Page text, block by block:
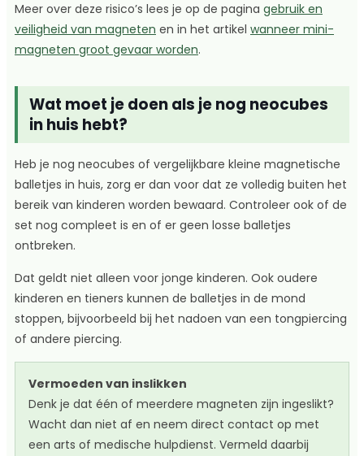
Meer over deze risico’s lees je op de pagina gebruik en
veiligheid van magneten en in het artikel wanneer mini-
magneten groot gevaar worden.
Wat moet je doen als je nog neocubes
in huis hebt?
Heb je nog neocubes of vergelijkbare kleine magnetische
balletjes in huis, zorg er dan voor dat ze volledig buiten het
bereik van kinderen worden bewaard. Controleer ook of de
set nog compleet is en of er geen losse balletjes
ontbreken.
Dat geldt niet alleen voor jonge kinderen. Ook oudere
kinderen en tieners kunnen de balletjes in de mond
stoppen, bijvoorbeeld bij het nadoen van een tongpiercing
of andere piercing.
Vermoeden van inslikken
Denk je dat één of meerdere magneten zijn ingeslikt?
Wacht dan niet af en neem direct contact op met
een arts of medische hulpdienst. Vermeld daarbij